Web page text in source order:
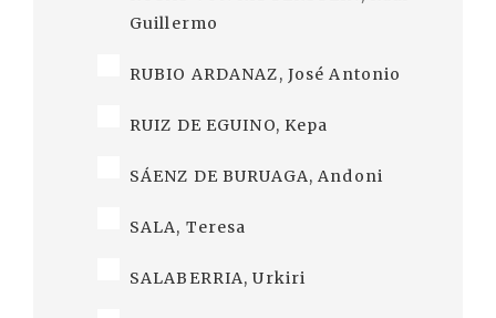
Guillermo
RUBIO ARDANAZ, José Antonio
RUIZ DE EGUINO, Kepa
SÁENZ DE BURUAGA, Andoni
SALA, Teresa
SALABERRIA, Urkiri